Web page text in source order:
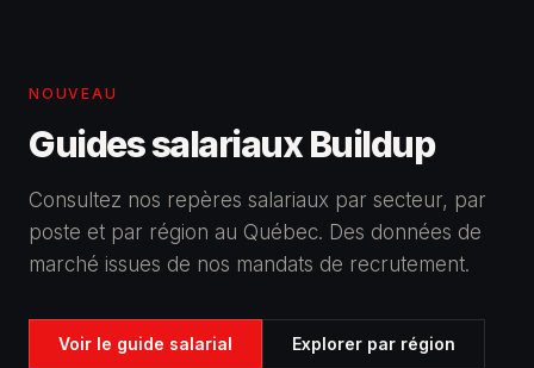
NOUVEAU
Guides salariaux Buildup
Consultez nos repères salariaux par secteur, par
poste et par région au Québec. Des données de
marché issues de nos mandats de recrutement.
Voir le guide salarial Explorer par région